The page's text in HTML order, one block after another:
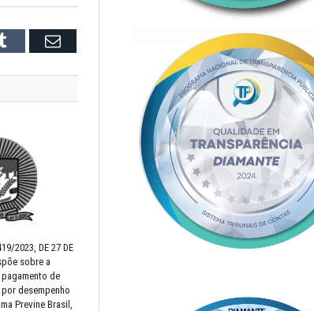
Tumblr Email
2023, DE 27 DE
sobre a
de
desempenho
Previne Brasil,